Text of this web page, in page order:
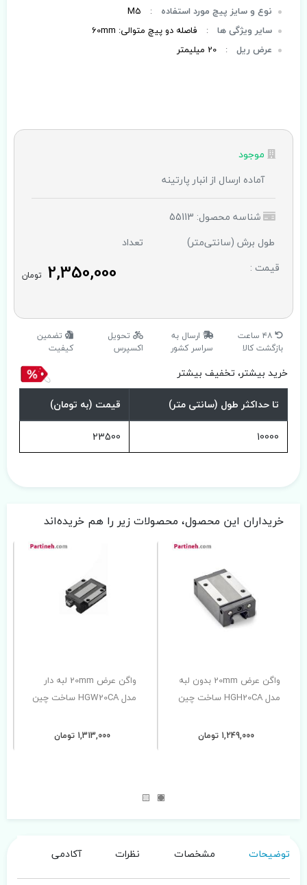
نوع و سایز پیچ مورد استفاده
:
M5
سایر ویژگی ها :
فاصله دو پیچ متوالی: 60mm
عرض ریل : 20 میلیمتر
موجود
آماده ارسال از انبار پارتینه
شناسه محصول: 55113
طول برش (سانتی‌متر)
تعداد
قیمت :
2,350,000 تومان
۴۸ ساعت
بازگشت کالا
ارسال به
سراسر کشور
تحویل
اکسپرس
تضمین
کیفیت
خرید بیشتر، تخفیف بیشتر
تا حداکثر طول (سانتی متر)
قیمت (به تومان)
10000
23500
خریداران این محصول، محصولات زیر را هم خریده‌اند
واگن عرض 20mm بدون لبه
مدل HGH20CA ساخت چین
1,249,000 تومان
واگن عرض 20mm لبه دار
مدل HGW20CA ساخت چین
1,313,000 تومان
توضیحات مشخصات نظرات آکادمی